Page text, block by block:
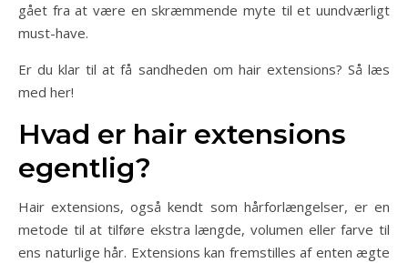
gået fra at være en skræmmende myte til et uundværligt
must-have.
Er du klar til at få sandheden om hair extensions? Så læs
med her!
Hvad er hair extensions
egentlig?
Hair extensions, også kendt som hårforlængelser, er en
metode til at tilføre ekstra længde, volumen eller farve til
ens naturlige hår. Extensions kan fremstilles af enten ægte